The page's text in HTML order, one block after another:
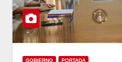
GOBIERNO PORTADA